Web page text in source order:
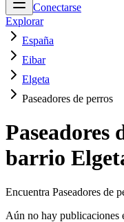
Conectarse
Explorar
España
Eibar
Elgeta
Paseadores de perros
Paseadores
barrio
Encuentra Paseadores de
Aún no hay publicaciones